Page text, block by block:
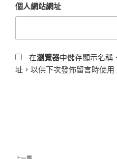
個人網站網址
在瀏覽器中儲存顯示名稱
址，以供下次發佈留言時使用
文